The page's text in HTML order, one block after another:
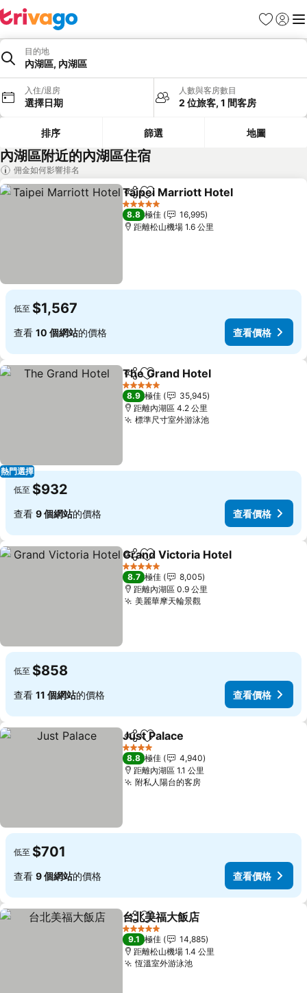
收藏夾
登入 選
目的地
內湖區, 內湖區
入住/退房
選擇日期
人數與客房數目
2 位旅客, 1 間客房
排序 篩選 地圖
內湖區附近的內湖區住宿
佣金如何影響排名
分享 放到收藏夾
Taipei Marriott Hotel
5 星級
8.8 極佳
16,995
距離松山機場 1.6 公里
低至 $1,567
查看 10 個網站的價格 查看價格
熱門選擇
分享 放到收藏夾
The Grand Hotel
5 星級
8.9 極佳
35,945
距離內湖區 4.2 公里
標準尺寸室外游泳池查看價格
低至 $932
查看 9 個網站的價格 查看價格
分享 放到收藏夾
Grand Victoria Hotel
5 星級
8.7 極佳
8,005
距離內湖區 0.9 公里
美麗華摩天輪景觀查看價格
低至 $858
查看 11 個網站的價格 查看價格
分享 放到收藏夾
Just Palace
4 星級
8.8 極佳
4,940
距離內湖區 1.1 公里
附私人陽台的客房查看價格
低至 $701
查看 9 個網站的價格 查看價格
分享 放到收藏夾
台北美福大飯店
5 星級
9.1 極佳
14,885
距離松山機場 1.4 公里
恆溫室外游泳池查看價格